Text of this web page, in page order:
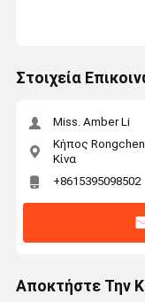
Στοιχεία
Miss. Amber Li
Κήπος
Κίνα
+8615395098502
Αποκτήστε Την